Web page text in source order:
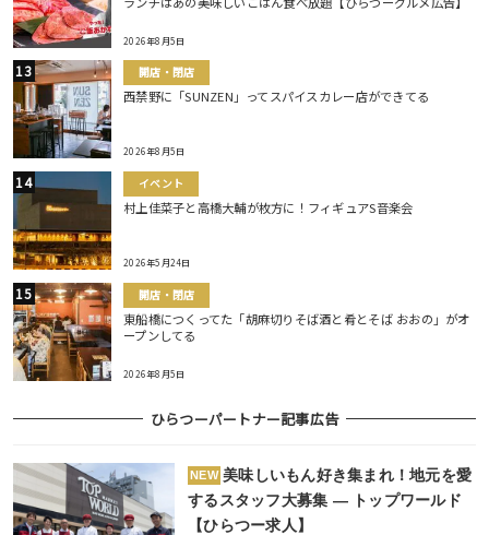
2026年8月5日
開店・閉店
西禁野に「SUNZEN」ってスパイスカレー店ができてる
2026年8月5日
イベント
村上佳菜子と高橋大輔が枚方に！フィギュアS音楽会
2026年5月24日
開店・閉店
東船橋につくってた「胡麻切りそば酒と肴とそば おおの」がオ
ープンしてる
2026年8月5日
ひらつーパートナー記事広告
NEW 美味しいもん好き集まれ！地元を愛
するスタッフ大募集 ― トップワールド
【ひらつー求人】